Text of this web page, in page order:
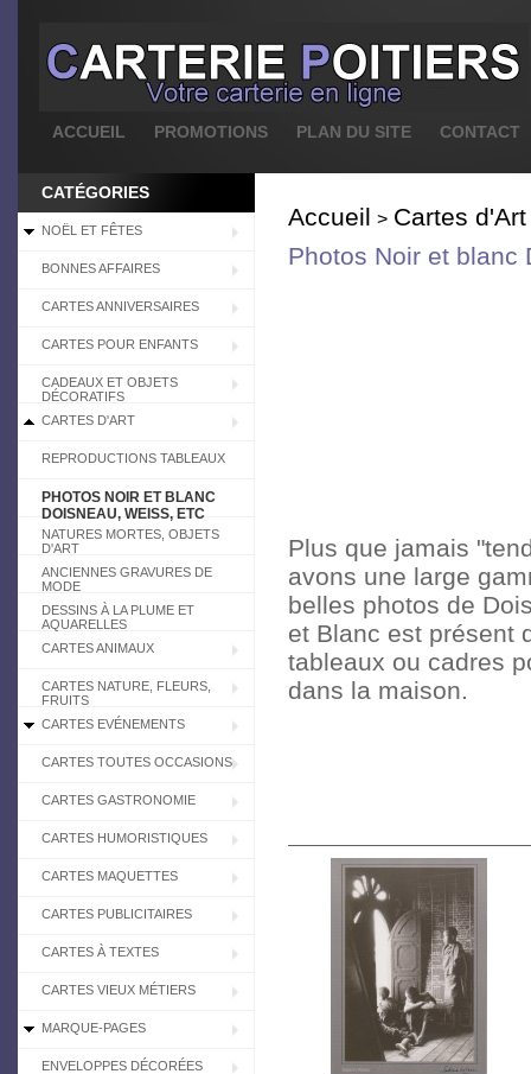
ACCUEIL PROMOTIONS PLAN DU SITE CONTACT
CATÉGORIES
NOËL ET FÊTES
BONNES AFFAIRES
CARTES ANNIVERSAIRES
CARTES POUR ENFANTS
CADEAUX ET OBJETS
DÉCORATIFS
CARTES D'ART
REPRODUCTIONS TABLEAUX
PHOTOS NOIR ET BLANC
DOISNEAU, WEISS, ETC
NATURES MORTES, OBJETS
D'ART
ANCIENNES GRAVURES DE
MODE
DESSINS À LA PLUME ET
AQUARELLES
CARTES ANIMAUX
CARTES NATURE, FLEURS,
FRUITS
CARTES EVÉNEMENTS
CARTES TOUTES OCCASIONS
CARTES GASTRONOMIE
CARTES HUMORISTIQUES
CARTES MAQUETTES
CARTES PUBLICITAIRES
CARTES À TEXTES
CARTES VIEUX MÉTIERS
MARQUE-PAGES
ENVELOPPES DÉCORÉES
Accueil > Cartes d'Art
Photos Noir et blanc
Plus que jamais
avons une large
belles photos de
et Blanc est présent
tableaux ou cadres
dans la maison.